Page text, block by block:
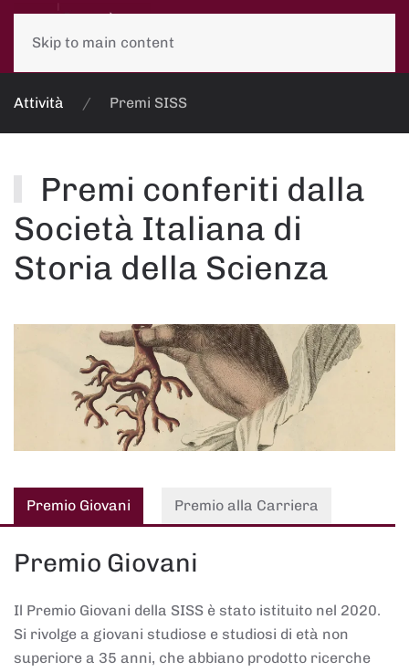
Skip to main content
Attività Premi SISS
Premi conferiti dalla
Società Italiana di
Storia della Scienza
Premio Giovani Premio alla Carriera
Premio Giovani
Il Premio Giovani della SISS è stato istituito nel 2020.
Si rivolge a giovani studiose e studiosi di età non
superiore a 35 anni, che abbiano prodotto ricerche